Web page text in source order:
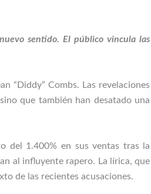
sentido. El público vincula las
“Diddy” Combs. Las revelaciones
que también han desatado una
del 1.400% en sus ventas tras la
al influyente rapero. La lírica, que
de las recientes acusaciones.